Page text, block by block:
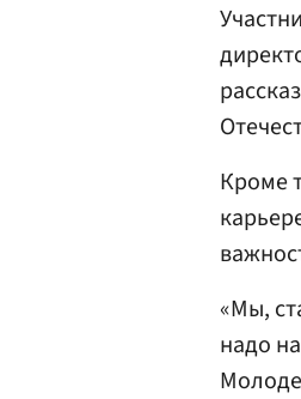
Кроме
«Мы,
надо